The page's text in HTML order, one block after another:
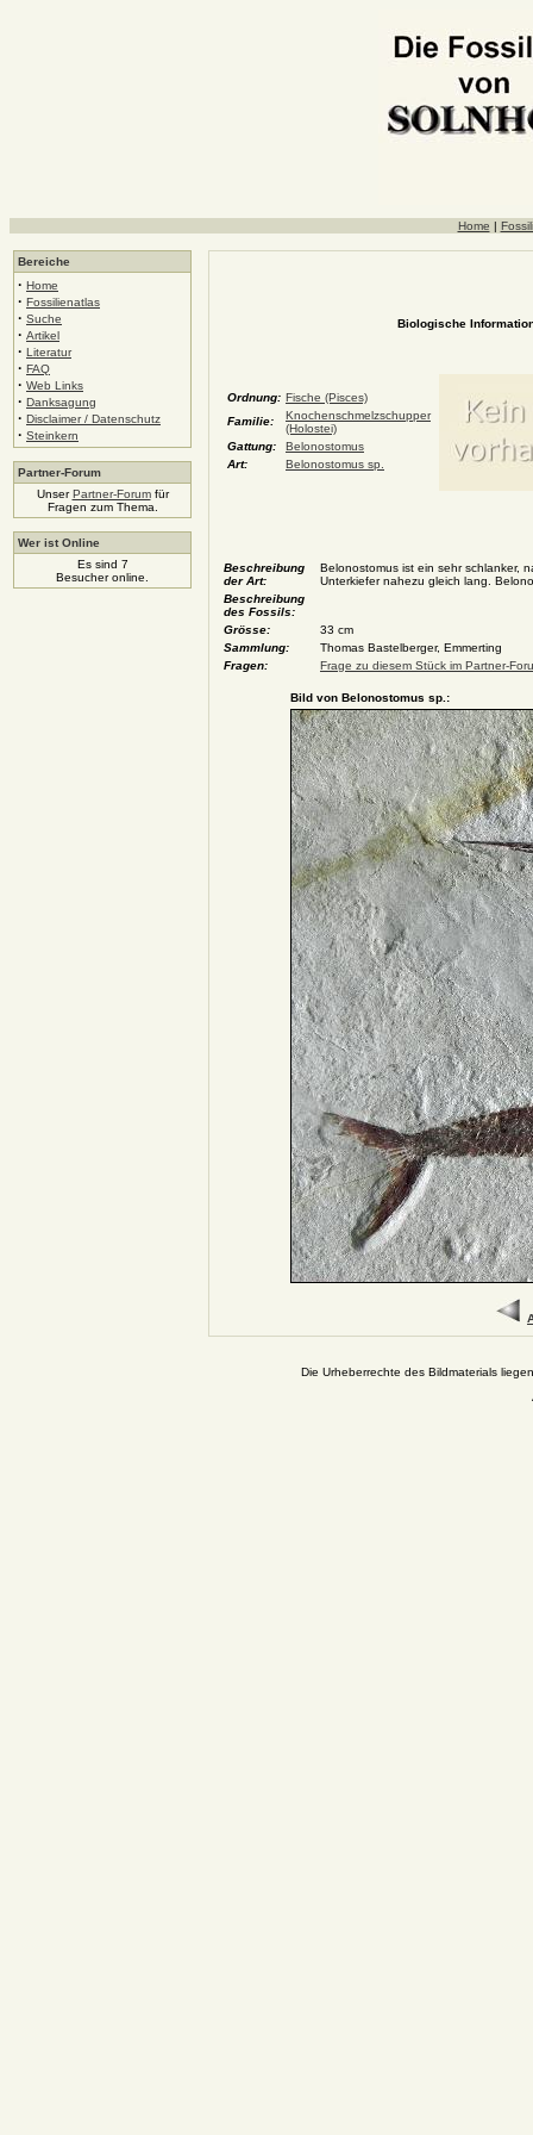
Home |
Bereiche
· Home
· Fossilienatlas
· Suche
· Artikel
· Literatur
· FAQ
· Web Links
· Danksagung
· Disclaimer / Datenschutz
· Steinkern
Partner-Forum
UnserPartner-Forumfür
Fragen zum Thema.
Wer ist Online
Es sind 7
Besucher online.
Biologische
Ordnung: Fische (Pisces)
Familie:
Knochenschmelzschupper
(Holostei)
Gattung:
Belonostomus
Art:
Belonostomus sp.
Beschreibung
der Art:
Belonostomus ist ein sehr schlanker,
Unterkiefer nahezu gleich lang.
Beschreibung
des Fossils:
Grösse:
33 cm
Sammlung:
Thomas Bastelberger, Emmerting
Fragen:
Frage zu diesem Stück im Partner-
Bild von Belonostomus sp.:
Die Urheberrechte des Bildmaterials